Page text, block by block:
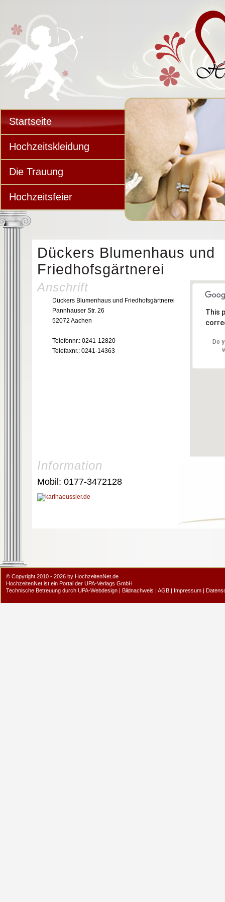
Startseite
Hochzeitskleidung
Die Trauung
Hochzeitsfeier
Dückers Blumenhaus und
Friedhofsgärtnerei
This
Do
Anschrift
Dückers Blumenhaus und Friedhofsgärtnerei
Pannhauser Str. 26
52072 Aachen
Telefonnr.: 0241-12820
Telefaxnr.: 0241-14363
Information
Mobil: 0177-3472128
© Copyright 2010 - 2026 by HochzeitenNet.de
HochzeitenNet ist ein Portal der UPA-Verlags GmbH
Technische Betreuung durch UPA-Webdesign | Bildnachweis | AGB | Impressum |